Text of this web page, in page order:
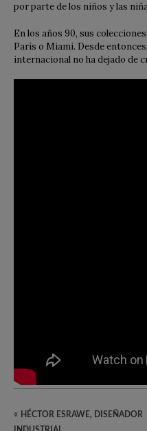
por parte de los niños y las
En los años 90, sus
París o Miami. Desde
internacional no ha dejado de
« HÉCTOR ESRAWE, DISEÑADOR